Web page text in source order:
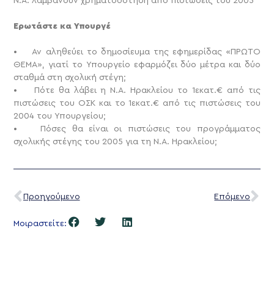
Ερωτάστε κα Υπουργέ
• Αν αληθεύει το δημοσίευμα της εφημερίδας «ΠΡΩΤΟ
ΘΕΜΑ», γιατί το Υπουργείο εφαρμόζει δύο μέτρα και δύο
σταθμά στη σχολική στέγη;
• Πότε θα λάβει η Ν.Α. Ηρακλείου το 1εκατ.€ από τις
πιστώσεις του ΟΣΚ και το 1εκατ.€ από τις πιστώσεις του
2004 του Υπουργείου;
• Πόσες θα είναι οι πιστώσεις του προγράμματος
σχολικής στέγης του 2005 για τη Ν.Α. Ηρακλείου;
Προηγούμενο Επόμενο
Μοιραστείτε: